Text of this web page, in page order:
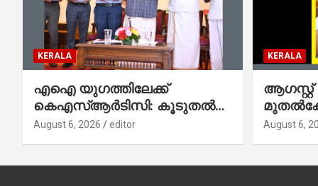
KERALA
എഐ യുഗത്തിലേക്ക്
കെഎസ്ആർടിസി: കൂടുതൽ
ഡിജിറ്റൽ സേവനങ്ങൾ
August 6, 2026 editor
KERALA
ആഗസ്റ്റ്
August 6,